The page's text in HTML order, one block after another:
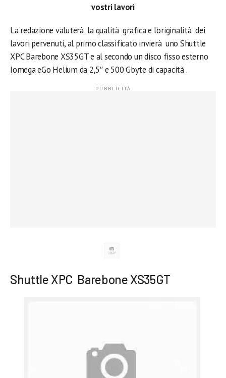
vostri lavori
La redazione valuterà la qualità grafica e l’originalità dei
lavori pervenuti, al primo classificato invierà uno Shuttle
XPC Barebone XS35GT e al secondo un disco fisso esterno
Iomega eGo Helium da 2,5″ e 500 Gbyte di capacità .
Shuttle XPC Barebone XS35GT